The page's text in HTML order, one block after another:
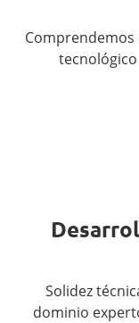
Solidez
dominio